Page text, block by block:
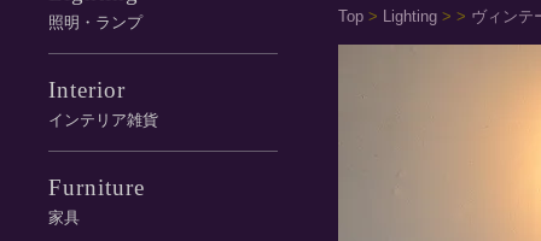
Top > Lighting > > ヴィンテ
照明・ランプ
Interior
インテリア雑貨
Furniture
家具